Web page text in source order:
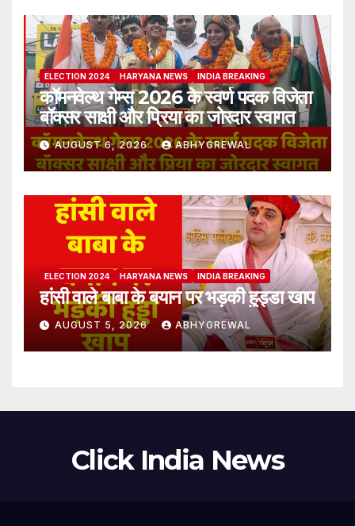
ELECTION 2024 HARYANA NEWS INDIA BREAKING
कॉमनवेल्थ गेम्स 2026 के स्वर्ण पदक विजेता
बॉक्सर साक्षी और प्रिया का जोरदार स्वागत
AUGUST 6, 2026 ABHYGREWAL
ELECTION 2024 HARYANA NEWS INDIA BREAKING
हांसी वाले बाबा के बयान पर भड़की हुड्डा खाप
AUGUST 5, 2026 ABHYGREWAL
Click India News